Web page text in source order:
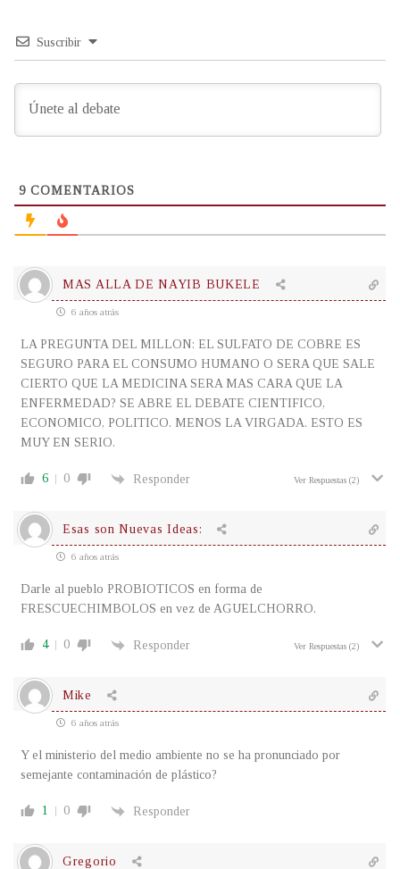
Suscribir
9 COMENTARIOS
MAS ALLA DE NAYIB BUKELE
6 años atrás
LA PREGUNTA DEL MILLON: EL SULFATO DE COBRE ES
SEGURO PARA EL CONSUMO HUMANO O SERA QUE SALE
CIERTO QUE LA MEDICINA SERA MAS CARA QUE LA
ENFERMEDAD? SE ABRE EL DEBATE CIENTIFICO,
ECONOMICO, POLITICO. MENOS LA VIRGADA. ESTO ES
MUY EN SERIO.
6 0 Responder Ver Respuestas (2)
Esas son Nuevas Ideas:
6 años atrás
Darle al pueblo PROBIOTICOS en forma de
FRESCUECHIMBOLOS en vez de AGUELCHORRO.
4 0 Responder Ver Respuestas (2)
Mike
6 años atrás
Y el ministerio del medio ambiente no se ha pronunciado por
semejante contaminación de plástico?
1 0 Responder
Gregorio